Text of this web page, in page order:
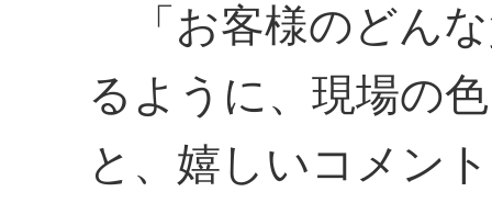
「お客様のどん
るように、現場の
と、嬉しいコメン